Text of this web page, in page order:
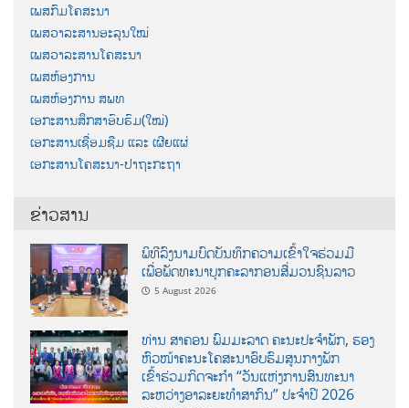
ເພສກົມໂຄສະນາ
ເພສວາລະສານອະລຸນໃໝ່
ເພສວາລະສານໂຄສະນາ
ເພສຫ້ອງການ
ເພສຫ້ອງການ ສພທ
ເອກະສານສຶກສາອົບຮົມ(ໃໝ່)
ເອກະສານເຊື່ອມຊືມ ແລະ ເຜີຍແຜ່
ເອກະສານໂຄສະນາ-ປາຖະກະຖາ
ຂ່າວສານ
ພິທີລົງນາມບົດບັນທຶກຄວາມເຂົ້າໃຈຮ່ວມມື
ເພື່ອພັດທະນາບຸກຄະລາກອນສື່ມວນຊົນລາວ
5 August 2026
ທ່ານ ສາຄອນ ພົມມະລາດ ຄະນະປະຈໍາພັກ, ຮອງ
ຫົວໜ້າຄະນະໂຄສະນາອົບຮົມສູນກາງພັກ
ເຂົ້າຮ່ວມກິດຈະກຳ “ວັນແຫ່ງການສົນທະນາ
ລະຫວ່າງອາລະຍະທຳສາກົນ” ປະຈຳປີ 2026